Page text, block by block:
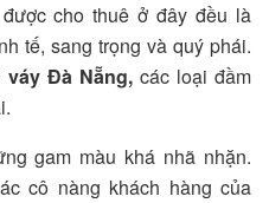
cho thuê ở đây đều là
tế, sang trọng và quý phái.
váy Đà Nẵng,các loại đầm
gam màu khá nhã nhặn.
cô nàng khách hàng của